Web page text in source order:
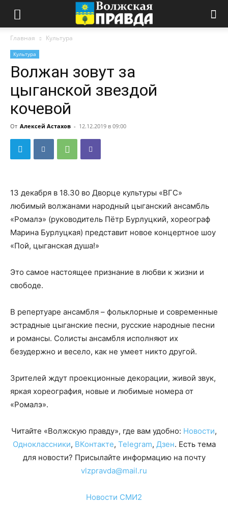
Главная Культура
Культура
Волжан зовут за
цыганской звездой
кочевой
От Алексей Астахов - 12.12.2019 в 09:00
13 декабря в 18.30 во Дворце культуры «ВГС»
любимый волжанами народный цыганский ансамбль
«Ромалэ» (руководитель Пётр Бурлуцкий, хореограф
Марина Бурлуцкая) представит новое концертное шоу
«Пой, цыганская душа!»
Это самое настоящее признание в любви к жизни и
свободе.
В репертуаре ансамбля – фольклорные и современные
эстрадные цыганские песни, русские народные песни
и романсы. Солисты ансамбля исполняют их
безудержно и весело, как не умеет никто другой.
Зрителей ждут проекционные декорации, живой звук,
яркая хореография, новые и любимые номера от
«Ромалэ».
Читайте «Волжскую правду», где вам удобно: Новости,
Одноклассники, ВКонтакте, Telegram, Дзен. Есть тема
для новости? Присылайте информацию на почту
vlzpravda@mail.ru
Новости СМИ2